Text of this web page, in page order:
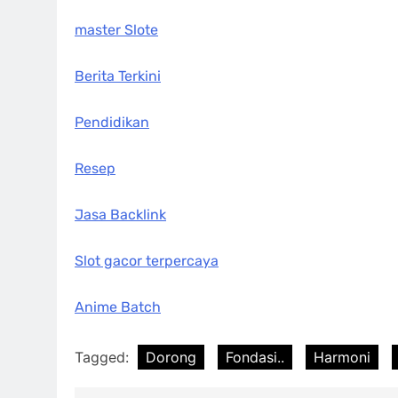
master Slote
Berita Terkini
Pendidikan
Resep
Jasa Backlink
Slot gacor terpercaya
Anime Batch
Tagged: Dorong Fondasi.. Harmoni